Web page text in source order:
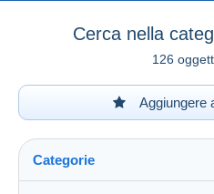
Cerca nella
126
Aggiungere
Categorie